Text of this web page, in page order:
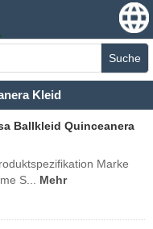
Suche
Kleid
Ballkleid Quinceanera
Marke
S... Mehr